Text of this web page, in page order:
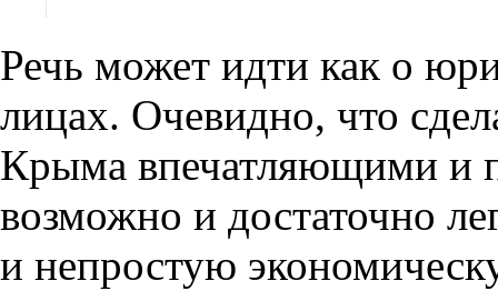
Речь может идти как о
лицах. Очевидно, что
Крыма впечатляющими и
возможно и достаточно
и непростую